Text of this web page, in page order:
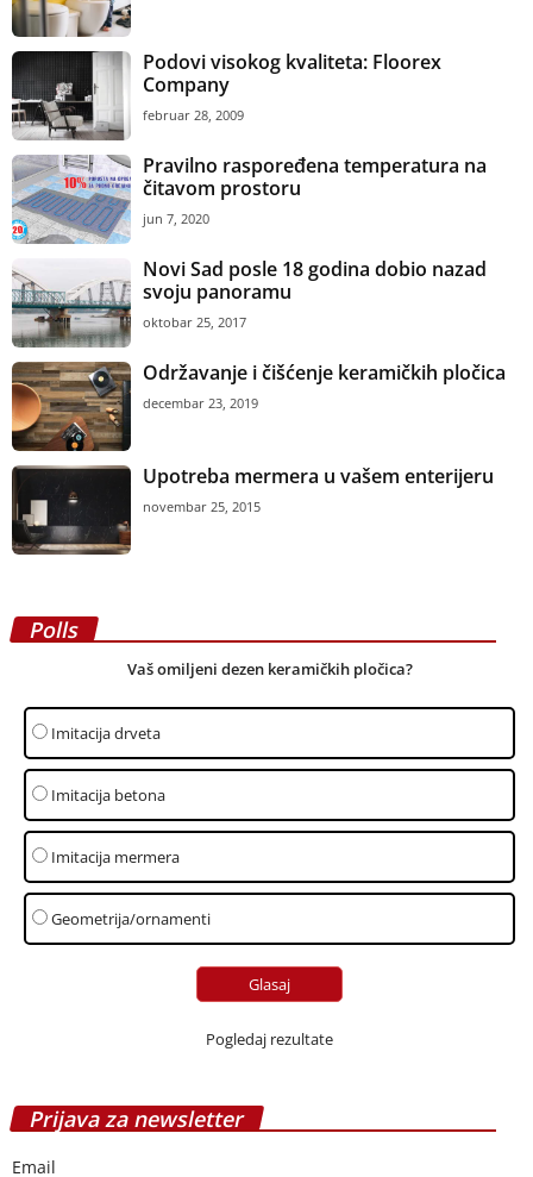
Podovi visokog kvaliteta: Floorex
Company
februar 28, 2009
Pravilno raspoređena temperatura na
čitavom prostoru
jun 7, 2020
Novi Sad posle 18 godina dobio nazad
svoju panoramu
oktobar 25, 2017
Održavanje i čišćenje keramičkih pločica
decembar 23, 2019
Upotreba mermera u vašem enterijeru
novembar 25, 2015
Polls
Vaš omiljeni dezen keramičkih pločica?
Imitacija drveta
Imitacija betona
Imitacija mermera
Geometrija/ornamenti
Pogledaj rezultate
Prijava za newsletter
Email